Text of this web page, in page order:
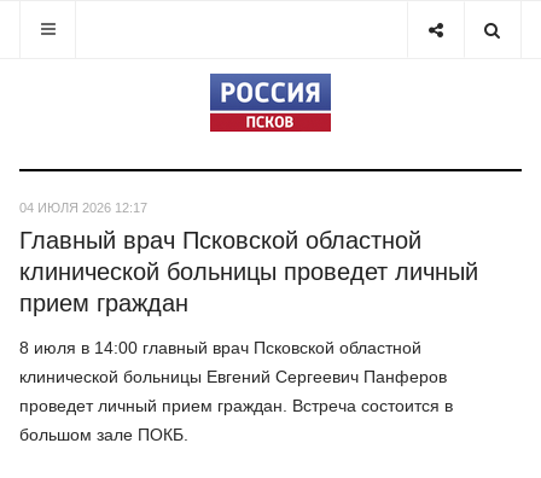
04 ИЮЛЯ 2026 12:17
Главный врач Псковской областной
клинической больницы проведет личный
прием граждан
8 июля в 14:00 главный врач Псковской областной
клинической больницы Евгений Сергеевич Панферов
проведет личный прием граждан. Встреча состоится в
большом зале ПОКБ.